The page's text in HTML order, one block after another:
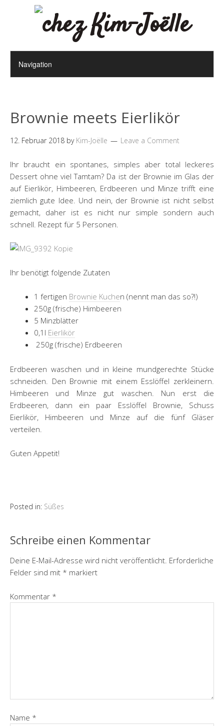
Brownie meets Eierlikör
12. Februar 2018 by Kim-Joëlle Leave a Comment
Ihr braucht ein spontanes, simples aber total leckeres
Dessert ohne viel Tamtam? Da ist der Brownie im Glas der
auf Eierlikör, Himbeeren, Erdbeeren und Minze trifft eine
ziemlich gute Idee. Und nein, der Brownie ist nicht selbst
gemacht, daher ist es nicht nur simple sondern auch
schnell. Rezept für 5 Personen.
Ihr benötigt folgende Zutaten
1 fertigen Brownie Kuchen (nennt man das so?!)
250g (frische) Himbeeren
5 Minzblätter
0,1l Eierlikör
250g (frische) Erdbeeren
Erdbeeren waschen und in kleine mundgerechte Stücke
schneiden. Den Brownie mit einem Esslöffel zerkleinern.
Himbeeren und Minze gut waschen. Nun erst die
Erdbeeren, dann ein paar Esslöffel Brownie, Schuss
Eierlikör, Himbeeren und Minze auf die fünf Gläser
verteilen.
Guten Appetit!
Posted in: Süßes
Schreibe einen Kommentar
Deine E-Mail-Adresse wird nicht veröffentlicht. Erforderliche
Felder sind mit * markiert
Kommentar *
Name *